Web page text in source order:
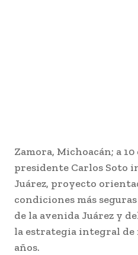
Zamora, Michoacán; a
presidente Carlos Soto
Juárez, proyecto
condiciones más
de la avenida Juárez y
la estrategia integral
años.